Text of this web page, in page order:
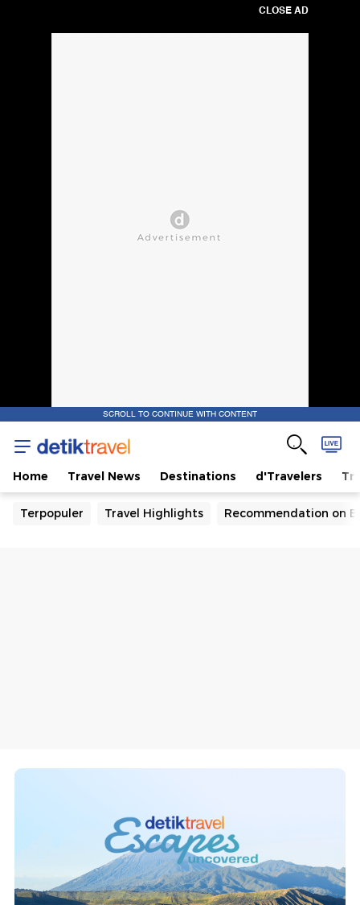
CLOSE AD
SCROLL TO CONTINUE WITH CONTENT
Home Travel News Destinations d'Travelers
Terpopuler Travel Highlights Recommendation on